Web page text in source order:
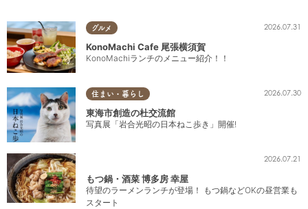
グルメ 2026.07.31
KonoMachi Cafe 尾張横須賀
KonoMachiランチのメニュー紹介！！
住まい・暮らし 2026.07.30
東海市創造の杜交流館
写真展「岩合光昭の日本ねこ歩き」開催!
2026.07.21
もつ鍋・酒菜 博多房 幸屋
待望のラーメンランチが登場！ もつ鍋などOKの昼営業も
スタート